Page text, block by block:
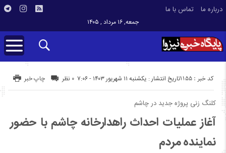
درباره ما تماس با ما
جمعه, ۱۶ مرداد , ۱۴۰۵
تاریخ انتشار : یکشنبه ۱۱ شهریور ۱۴۰۳ - ۷:۰۶ کد خبر : 1155 چاپ خبر ۰ نظر
کلنگ زنی پروژه جدید در چاشم
آغاز عملیات احداث راهدارخانه چاشم با حضور
نماینده مردم